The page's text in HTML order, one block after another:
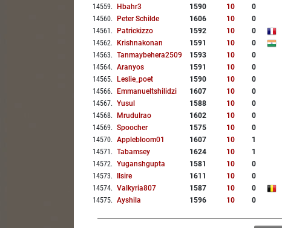
14559. Hbahr3 1590 10
0
14560. Peter Schilde 1606 10
0
14561 . Patrickizzo 1592 10
0
14562. Krishnakonan 1591 10
0
14563. Tanmaybehera2509 1593 10
0
14564. Aranyos 1591 10
0
14565. Leslie_poet 1590 10
0
14566. Emmanueltshilidzi 1607 10
0
14567. Yusul 1588 10
0
14568. Mrudulrao 1602 10
0
14569. Spoocher 1575 10
0
14570. Applebloom01 1607 10
1
14571 . Tabamsey 1624 10
1
14572. Yuganshgupta 1581 10
0
14573. Ilsire 1611 10
0
14574. Valkyria807 1587 10
0
14575. Ayshila 1596 10 0